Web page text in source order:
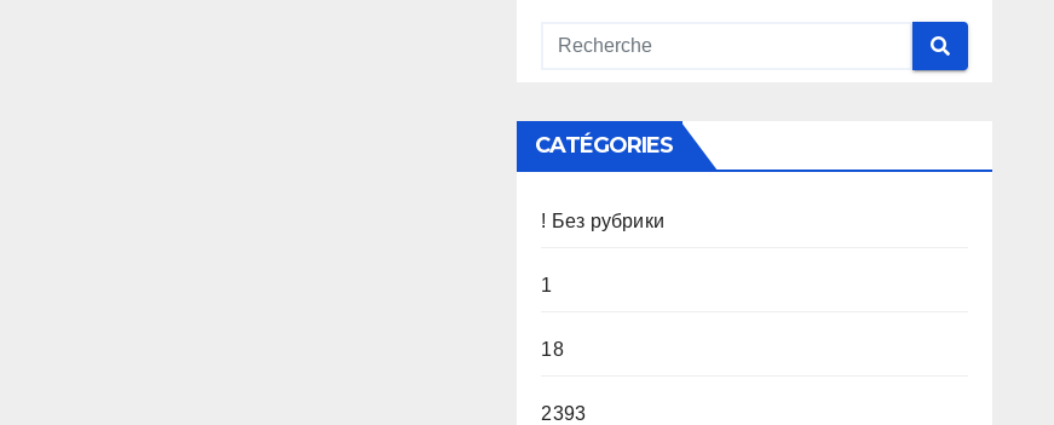
CATÉGORIES
! Без рубрики
1
18
2393